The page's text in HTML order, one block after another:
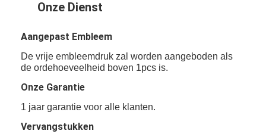
Bestrating die Retroreflectometer merken
Teken Retroreflectometer
Retro Weerspiegelende Meter
Weg die Diktemaat merken
Onze Dienst
Aangepast Embleem
De vrije embleemdruk zal worden aangeboden als
de ordehoeveelheid boven 1pcs is.
Onze Garantie
1 jaar garantie voor alle klanten.
Vervangstukken